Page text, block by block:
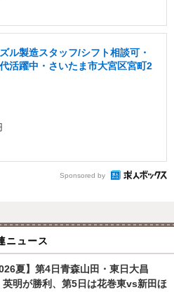
ル製造スタッフ/シフト相談可・
活躍中・さいたま市大宮区宮町2
Sponsored by
ニュース
夏】第4日青森山田・東日大昌
英明が勝利、第5日は花巻東vs新田ほ